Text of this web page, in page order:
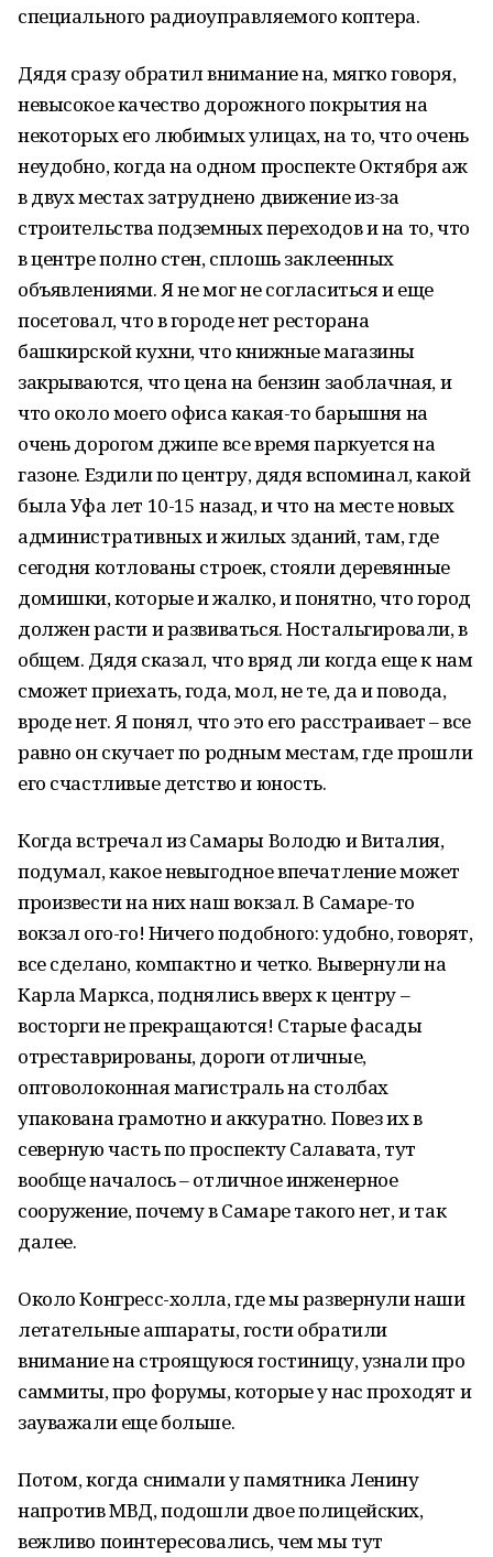
специального радиоуправляемого коптера.
Дядя сразу обратил внимание на, мягко говоря,
невысокое качество дорожного покрытия на
некоторых его любимых улицах, на то, что очень
неудобно, когда на одном проспекте Октября аж
в двух местах затруднено движение из-за
строительства подземных переходов и на то, что
в центре полно стен, сплошь заклеенных
объявлениями. Я не мог не согласиться и еще
посетовал, что в городе нет ресторана
башкирской кухни, что книжные магазины
закрываются, что цена на бензин заоблачная, и
что около моего офиса какая-то барышня на
очень дорогом джипе все время паркуется на
газоне. Ездили по центру, дядя вспоминал, какой
была Уфа лет 10-15 назад, и что на месте новых
административных и жилых зданий, там, где
сегодня котлованы строек, стояли деревянные
домишки, которые и жалко, и понятно, что город
должен расти и развиваться. Ностальгировали, в
общем. Дядя сказал, что вряд ли когда еще к нам
сможет приехать, года, мол, не те, да и повода,
вроде нет. Я понял, что это его расстраивает – все
равно он скучает по родным местам, где прошли
его счастливые детство и юность.
Когда встречал из Самары Володю и Виталия,
подумал, какое невыгодное впечатление может
произвести на них наш вокзал. В Самаре-то
вокзал ого-го! Ничего подобного: удобно, говорят,
все сделано, компактно и четко. Вывернули на
Карла Маркса, поднялись вверх к центру –
восторги не прекращаются! Старые фасады
отреставрированы, дороги отличные,
оптоволоконная магистраль на столбах
упакована грамотно и аккуратно. Повез их в
северную часть по проспекту Салавата, тут
вообще началось – отличное инженерное
сооружение, почему в Самаре такого нет, и так
далее.
Около Конгресс-холла, где мы развернули наши
летательные аппараты, гости обратили
внимание на строящуюся гостиницу, узнали про
саммиты, про форумы, которые у нас проходят и
зауважали еще больше.
Потом, когда снимали у памятника Ленину
напротив МВД, подошли двое полицейских,
вежливо поинтересовались, чем мы тут